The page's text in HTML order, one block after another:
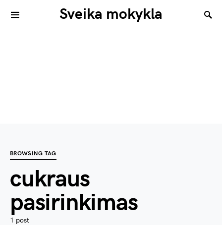
Sveika mokykla
BROWSING TAG
cukraus
pasirinkimas
1 post